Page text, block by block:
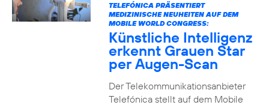
TELEFÓNICA PRÄSENTIERT
MEDIZINISCHE NEUHEITEN AUF DEM
MOBILE WORLD CONGRESS:
Künstliche Intelligenz
erkennt Grauen Star
per Augen-Scan
Der Telekommunikationsanbieter
Telefónica stellt auf dem Mobile